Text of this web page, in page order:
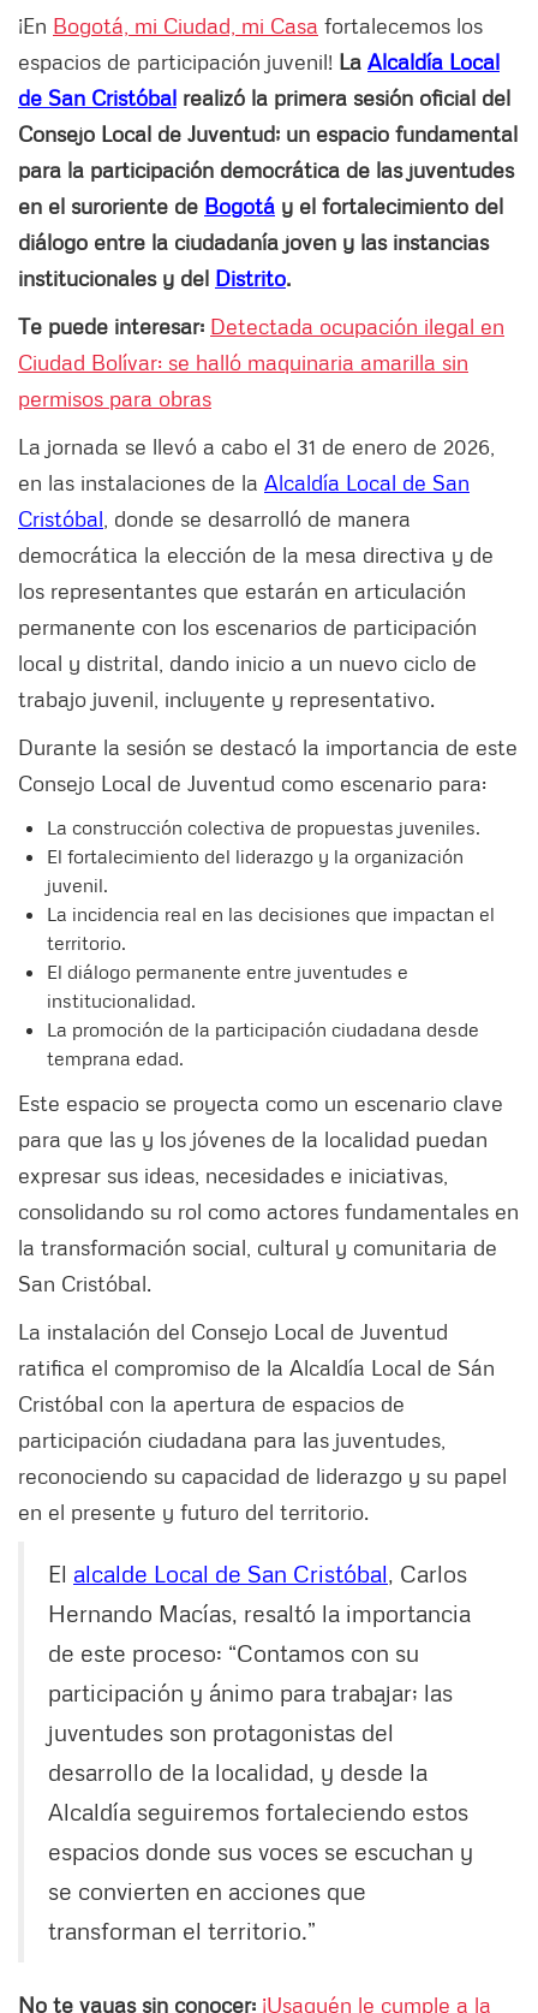
¡En Bogotá, mi Ciudad, mi Casa fortalecemos los
espacios de participación juvenil! La Alcaldía Local
de San Cristóbal realizó la primera sesión oficial del
Consejo Local de Juventud; un espacio fundamental
para la participación democrática de las juventudes
en el suroriente de Bogotá y el fortalecimiento del
diálogo entre la ciudadanía joven y las instancias
institucionales y del Distrito.
Te puede interesar: Detectada ocupación ilegal en
Ciudad Bolívar: se halló maquinaria amarilla sin
permisos para obras
La jornada se llevó a cabo el 31 de enero de 2026,
en las instalaciones de la Alcaldía Local de San
Cristóbal , donde se desarrolló de manera
democrática la elección de la mesa directiva y de
los representantes que estarán en articulación
permanente con los escenarios de participación
local y distrital, dando inicio a un nuevo ciclo de
trabajo juvenil, incluyente y representativo.
Durante la sesión se destacó la importancia de este
Consejo Local de Juventud como escenario para:
La construcción colectiva de propuestas juveniles.
El fortalecimiento del liderazgo y la organización
juvenil.
La incidencia real en las decisiones que impactan el
territorio.
El diálogo permanente entre juventudes e
institucionalidad.
La promoción de la participación ciudadana desde
temprana edad.
Este espacio se proyecta como un escenario clave
para que las y los jóvenes de la localidad puedan
expresar sus ideas, necesidades e iniciativas,
consolidando su rol como actores fundamentales en
la transformación social, cultural y comunitaria de
San Cristóbal.
La instalación del Consejo Local de Juventud
ratifica el compromiso de la Alcaldía Local de Sán
Cristóbal con la apertura de espacios de
participación ciudadana para las juventudes,
reconociendo su capacidad de liderazgo y su papel
en el presente y futuro del territorio.
El alcalde Local de San Cristóbal, Carlos
Hernando Macías, resaltó la importancia
de este proceso: “Contamos con su
participación y ánimo para trabajar; las
juventudes son protagonistas del
desarrollo de la localidad, y desde la
Alcaldía seguiremos fortaleciendo estos
espacios donde sus voces se escuchan y
se convierten en acciones que
transforman el territorio.”
No te vayas sin conocer: ¡Usaquén le cumple a la